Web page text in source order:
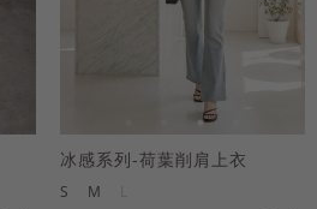
冰感系列-荷葉削肩上衣
S M